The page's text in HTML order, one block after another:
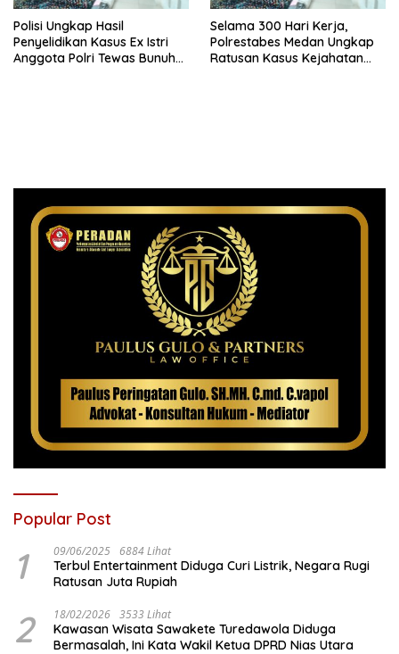
Polisi Ungkap Hasil
Penyelidikan Kasus Ex Istri
Anggota Polri Tewas Bunuh
Selama 300 Hari Kerja,
Polrestabes Medan Ungkap
Ratusan Kasus Kejahatan
Popular Post
1 09/06/2025 6884 Lihat
Terbul Entertainment Diduga Curi Listrik, Negara Rugi
Ratusan Juta Rupiah
2 18/02/2026 3533 Lihat
Kawasan Wisata Sawakete Turedawola Diduga
Bermasalah, Ini Kata Wakil Ketua DPRD Nias Utara